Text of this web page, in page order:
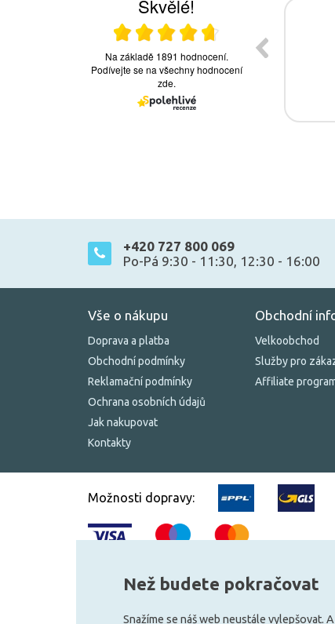
+420 727 800 069
Po-Pá 9:30 - 11:30, 12:30 - 16:00
Vše o nákupu
Doprava a platba
Obchodní podmínky
Reklamační podmínky
Ochrana osobních údajů
Jak nakupovat
Kontakty
Obchodní
Velkoobchod
Služby pro
Affiliate
Možnosti dopravy:
© 2010–2026 Všechna práva vyhrazena.žárovky.cz
Než budete pokračovat
Snažíme se náš web neustále vylepšovat.